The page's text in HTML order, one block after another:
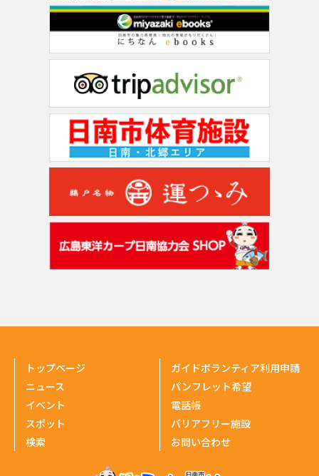
トップページ
ニュース
イベント
スポット
検索
ガイドボランティア利用申請
パンフレット希望
電話帳
バリアフリー施設
お問い合わせ